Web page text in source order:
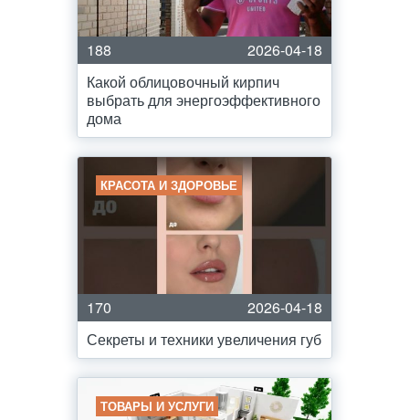
188
2026-04-18
Какой облицовочный кирпич
выбрать для энергоэффективного
дома
КРАСОТА И ЗДОРОВЬЕ
170
2026-04-18
Секреты и техники увеличения губ
ТОВАРЫ И УСЛУГИ